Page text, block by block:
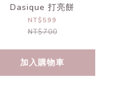
Dasique 打亮餅
NT$599
NT$700
加入購物車